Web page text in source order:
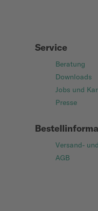
Service
Beratung
Downloads
Jobs und
Presse
Versand-
AGB